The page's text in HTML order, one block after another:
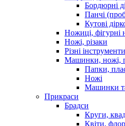
Бордюрні
Панчі
Кутові
Ножиці, фігурні
Ножі, різаки
Різні інструменти
Машинки, ножі,
Папки,
Ножі
Машинки
Прикраси
Брадси
Круги,
Квіти,